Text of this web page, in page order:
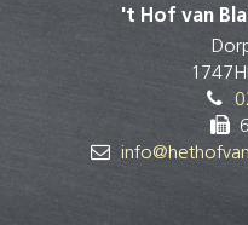
't Hof van